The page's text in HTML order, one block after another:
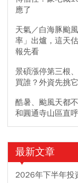
應了
天氣／白海豚颱
率」出爐，這天
報先看
景碩漲停第三根
買誰？外資先挑
酷暑、颱風天都
和圓通寺山區直
最新文章
2026年下半年投